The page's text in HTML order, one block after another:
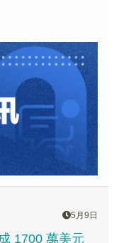
5月9日
1700 萬美元